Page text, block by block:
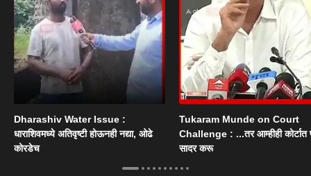
Dharashiv Water Issue :
धाराशिवमध्ये अतिवृष्टी होऊनही नद्या, ओढे
कोरडेच
Tukaram Munde on Court
Challenge : ...तर आम्हीही कोर्टात
सादर करू